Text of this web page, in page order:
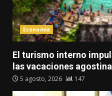
Economía
El turismo interno
las vacaciones
5 agosto, 2026 147